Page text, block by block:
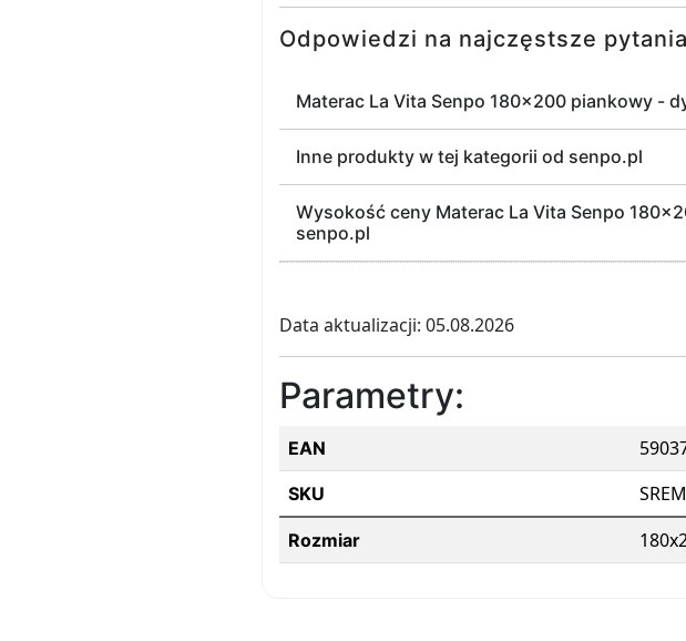
Odpowiedzi na najczęstsze
Materac La Vita Senpo 180x200 piankowy -
Inne produkty w tej kategorii od senpo.pl
Wysokość ceny Materac La Vita Senpo
senpo.pl
Data aktualizacji: 05.08.2026
Parametry:
EAN
SKU
Rozmiar